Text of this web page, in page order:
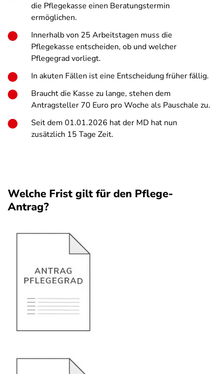
die Pflegekasse einen Beratungstermin
ermöglichen.
Innerhalb von 25 Arbeitstagen muss die
Pflegekasse entscheiden, ob und welcher
Pflegegrad vorliegt.
In akuten Fällen ist eine Entscheidung früher fällig.
Braucht die Kasse zu lange, stehen dem
Antragsteller 70 Euro pro Woche als Pauschale zu.
Seit dem 01.01.2026 hat der MD hat nun
zusätzlich 15 Tage Zeit.
Welche Frist gilt für den Pflege-
Antrag?